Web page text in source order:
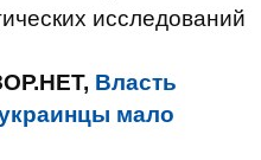
исследований
Власть
мало